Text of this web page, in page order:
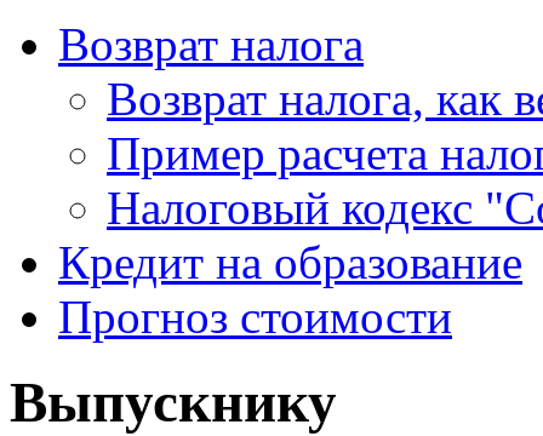
Возврат налога
Возврат налога, как
Пример расчета
Налоговый кодекс
Кредит на образование
Прогноз стоимости
Выпускнику